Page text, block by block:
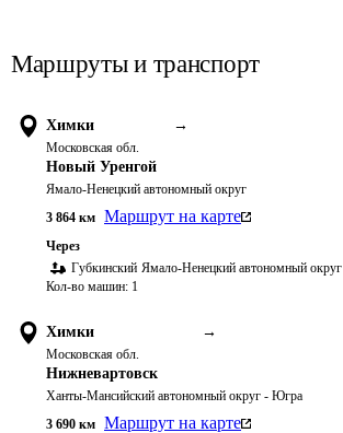
Маршруты и транспорт
Химки →
Московская обл.
Новый Уренгой
Ямало-Ненецкий автономный округ
3 864 км Маршрут на карте
Через
Губкинский Ямало-Ненецкий автономный округ
Кол-во машин: 1
Химки →
Московская обл.
Нижневартовск
Ханты-Мансийский автономный округ - Югра
3 690 км Маршрут на карте